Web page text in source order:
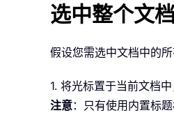
选中整个文
假设您需选中文档中的
1. 将光标置于当前文档
注意：只有使用内置标